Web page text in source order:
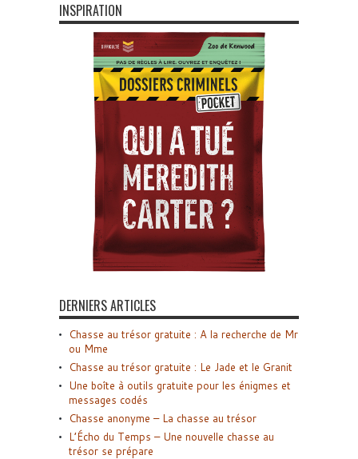
INSPIRATION
DERNIERS ARTICLES
Chasse au trésor gratuite : A la recherche de Mr
ou Mme
Chasse au trésor gratuite : Le Jade et le Granit
Une boîte à outils gratuite pour les énigmes et
messages codés
Chasse anonyme – La chasse au trésor
L’Écho du Temps – Une nouvelle chasse au
trésor se prépare